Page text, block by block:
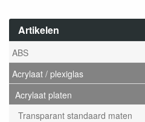
Artikelen
ABS
Acrylaat / plexiglas
Acrylaat platen
Transparant standaard maten